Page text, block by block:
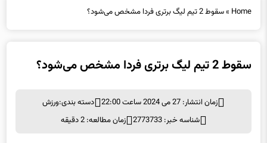
Home
»سقوط 2 تیم لیگ برتری فردا مشخص می‌شود؟
سقوط 2 تیم لیگ برتری فردا مشخص می‌شود؟
زمان انتشار: 27 می 2024 ساعت 22:00 دسته بندی:ورزش
شناسه خبر: 2773733
زمان مطالعه: 2 دقیقه